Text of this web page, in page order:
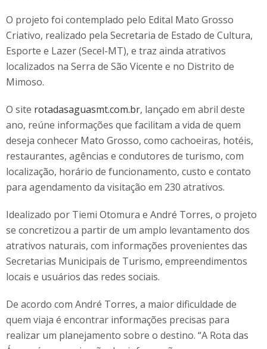
O projeto foi contemplado pelo Edital Mato Grosso
Criativo, realizado pela Secretaria de Estado de Cultura,
Esporte e Lazer (Secel-MT), e traz ainda atrativos
localizados na Serra de São Vicente e no Distrito de
Mimoso.
O site rotadasaguasmt.com.br, lançado em abril deste
ano, reúne informações que facilitam a vida de quem
deseja conhecer Mato Grosso, como cachoeiras, hotéis,
restaurantes, agências e condutores de turismo, com
localização, horário de funcionamento, custo e contato
para agendamento da visitação em 230 atrativos.
Idealizado por Tiemi Otomura e André Torres, o projeto
se concretizou a partir de um amplo levantamento dos
atrativos naturais, com informações provenientes das
Secretarias Municipais de Turismo, empreendimentos
locais e usuários das redes sociais.
De acordo com André Torres, a maior dificuldade de
quem viaja é encontrar informações precisas para
realizar um planejamento sobre o destino. “A Rota das